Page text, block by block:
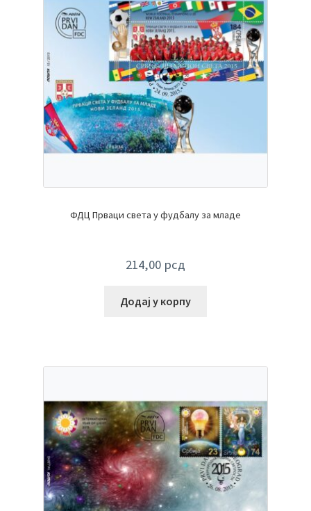
ФДЦ Прваци света у фудбалу за младе
214,00 рсд
Додај у корпу